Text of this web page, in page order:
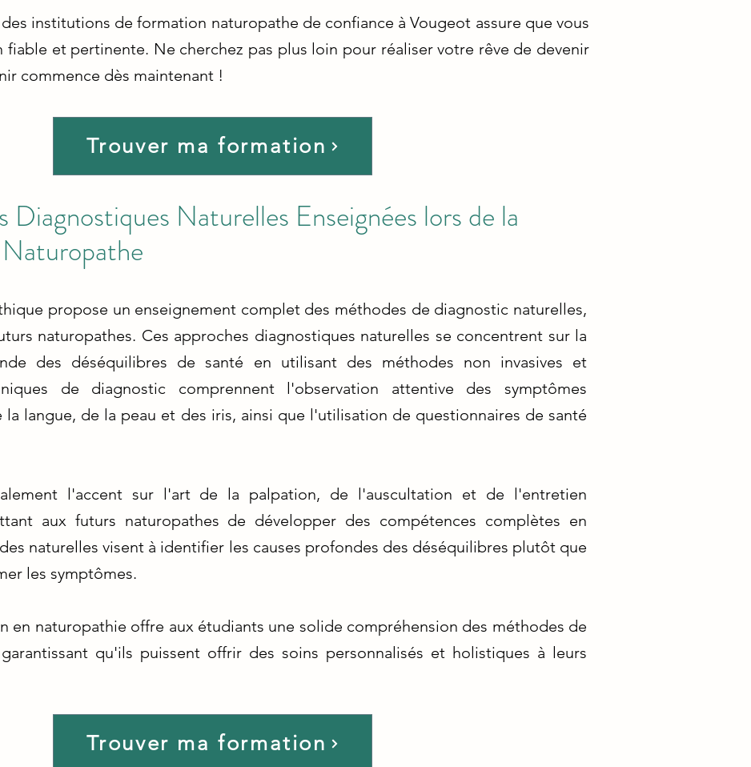
institutions de formation naturopathe de confiance à Vougeot assure que vous
fiable et pertinente. Ne cherchez pas plus loin pour réaliser votre rêve de devenir
commence dès maintenant !
Trouver ma formation
Diagnostiques Naturelles Enseignées lors de la
propose un enseignement complet des méthodes de diagnostic naturelles,
naturopathes. Ces approches diagnostiques naturelles se concentrent sur la
des déséquilibres de santé en utilisant des méthodes non invasives et
de diagnostic comprennent l'observation attentive des symptômes
la langue, de la peau et des iris, ainsi que l'utilisation de questionnaires de santé
l'accent sur l'art de la palpation, de l'auscultation et de l'entretien
aux futurs naturopathes de développer des compétences complètes en
naturelles visent à identifier les causes profondes des déséquilibres plutôt que
les symptômes.
en naturopathie offre aux étudiants une solide compréhension des méthodes de
qu'ils puissent offrir des soins personnalisés et holistiques à leurs
Trouver ma formation